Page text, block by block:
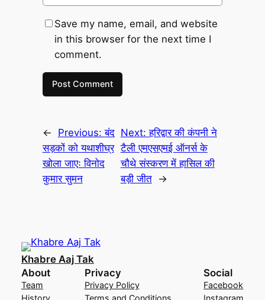
Save my name, email, and website
in this browser for the next time I
comment.
← Previous:बंद
सड़कों को यथाशीघ्र
खोला जाएः विनोद
कुमार सुमन
Next:हरिद्वार की कंपनी ने
टैली एमएसएमई ऑनर्स के
चौथे संस्करण में हासिल की
बड़ी जीत
→
Khabre Aaj Tak
About
Team
History
Privacy
Privacy Policy
Terms and Conditions
Social
Facebook
Instagram